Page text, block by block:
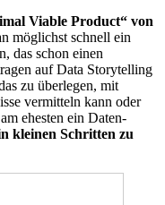
Viable Product“ von
möglichst schnell ein
das schon einen
auf Data Storytelling
zu überlegen, mit
vermitteln kann oder
ehesten ein Daten-
kleinen Schritten zu